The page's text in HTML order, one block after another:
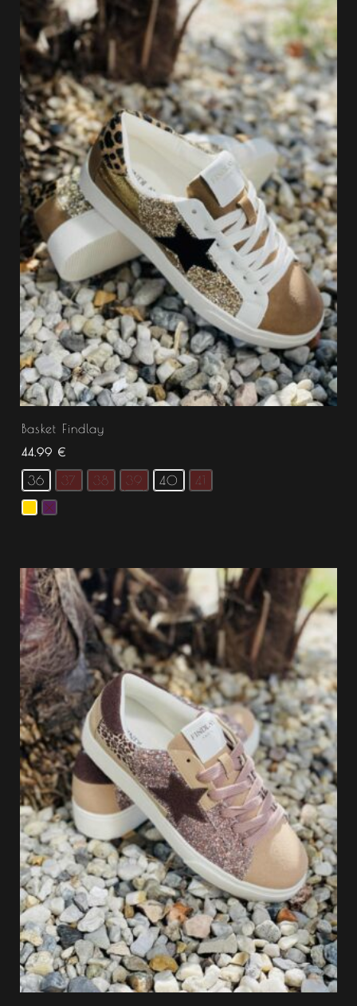
Basket Findlay
44.99 €
36 37 38 39 40 41